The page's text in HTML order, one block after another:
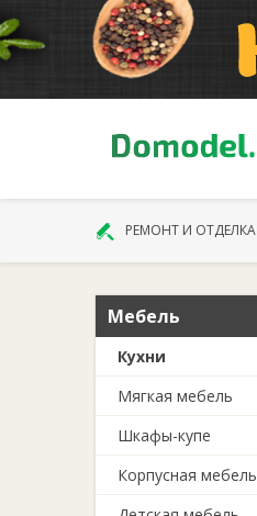
РЕМОНТ И ОТДЕЛКА
Мебель
Кухни
Мягкая мебель
Шкафы-купе
Корпусная мебель